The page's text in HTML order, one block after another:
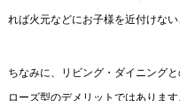
れば火元などにお子様を近付けない
ちなみに、リビング・ダイニング
ローズ型のデメリットではありま